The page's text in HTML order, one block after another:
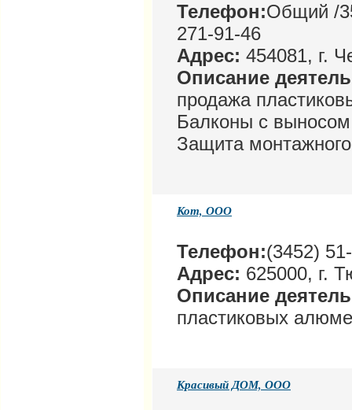
Телефон:Общий /
271-91-46
Адрес: 454081, г.
Описание
продажа
Балконы с
Защита
Кот, ООО
Телефон:(3452)
Адрес: 625000, г.
Описание
пластиковых
Красивый ДОМ, ООО